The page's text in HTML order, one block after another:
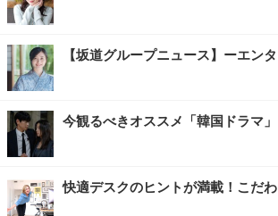
【坂道グループニュース】ーエン
今観るべきオススメ「韓国ドラマ」
快適デスクのヒントが満載！こだ